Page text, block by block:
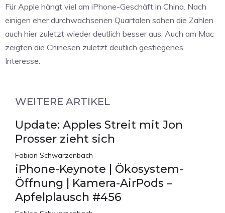
Für Apple hängt viel am iPhone-Geschäft in China. Nach
einigen eher durchwachsenen Quartalen sahen die Zahlen
auch hier zuletzt wieder deutlich besser aus. Auch am Mac
zeigten die Chinesen zuletzt deutlich gestiegenes
Interesse.
WEITERE ARTIKEL
Update: Apples Streit mit Jon
Prosser zieht sich
Fabian Schwarzenbach
iPhone-Keynote | Ökosystem-
Öffnung | Kamera-AirPods –
Apfelplausch #456